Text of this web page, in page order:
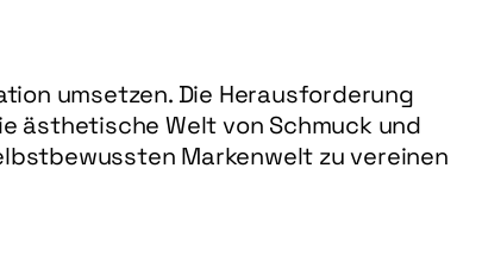
umsetzen. Die Herausforderung
ästhetische Welt von Schmuck und
Markenwelt zu vereinen